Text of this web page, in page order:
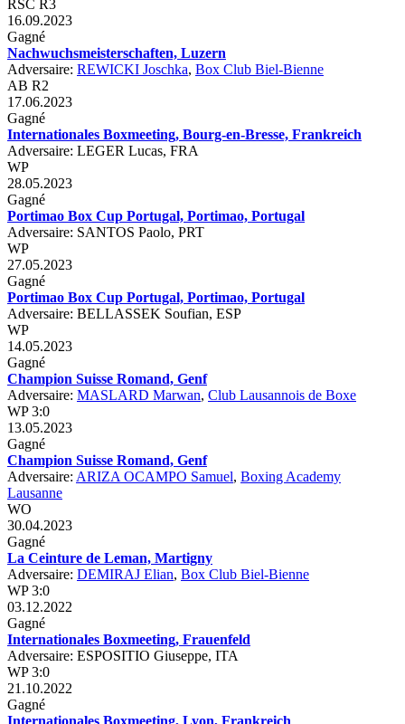
RSC R3
16.09.2023
Gagné
Nachwuchsmeisterschaften, Luzern
Adversaire: REWICKI Joschka, Box Club Biel-Bienne
AB R2
17.06.2023
Gagné
Internationales Boxmeeting, Bourg-en-Bresse, Frankreich
Adversaire: LEGER Lucas, FRA
WP
28.05.2023
Gagné
Portimao Box Cup Portugal, Portimao, Portugal
Adversaire: SANTOS Paolo, PRT
WP
27.05.2023
Gagné
Portimao Box Cup Portugal, Portimao, Portugal
Adversaire: BELLASSEK Soufian, ESP
WP
14.05.2023
Gagné
Champion Suisse Romand, Genf
Adversaire: MASLARD Marwan, Club Lausannois de Boxe
WP 3:0
13.05.2023
Gagné
Champion Suisse Romand, Genf
Adversaire: ARIZA OCAMPO Samuel, Boxing Academy
Lausanne
WO
30.04.2023
Gagné
La Ceinture de Leman, Martigny
Adversaire: DEMIRAJ Elian, Box Club Biel-Bienne
WP 3:0
03.12.2022
Gagné
Internationales Boxmeeting, Frauenfeld
Adversaire: ESPOSITIO Giuseppe, ITA
WP 3:0
21.10.2022
Gagné